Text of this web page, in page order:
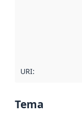
URI:
Tema